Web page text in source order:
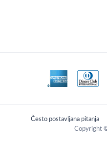
Često postavljana pitanja
Copyright